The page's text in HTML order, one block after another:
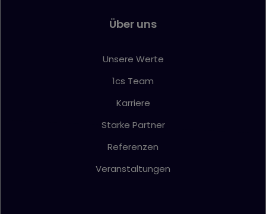
Über uns
Unsere Werte
1cs Team
Karriere
Starke Partner
Referenzen
Veranstaltungen